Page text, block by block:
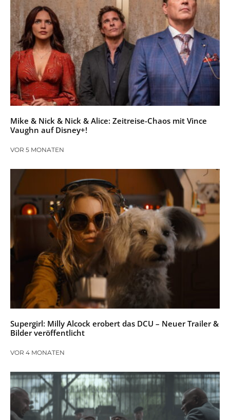
Mike & Nick & Nick & Alice: Zeitreise-Chaos mit Vince
Vaughn auf Disney+!
VOR 5 MONATEN
Supergirl: Milly Alcock erobert das DCU – Neuer Trailer &
Bilder veröffentlicht
VOR 4 MONATEN